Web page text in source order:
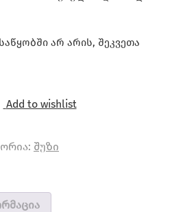
არ არის, შეკვეთა
Add to wishlist
შუზი